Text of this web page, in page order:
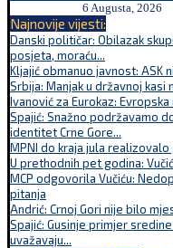
6 Augusta, 2026
Najnovije vijesti:
Danski političar: Obilazak
posjeta, moraću...
Kljajić obmanuo javnost: ASK
Srbija: Manjak u državnoj kasi
Ivanović za Eurokaz:
Spajić: Snažno podržavamo
identitet Crne Gore...
MPNI do kraja jula
U prethodnih pet godina:
MCP odgovorila Vučiću:
pitanja
Andrić: Crnoj Gori nije bilo
Spajić: Gusinje primjer
uvažavaju...